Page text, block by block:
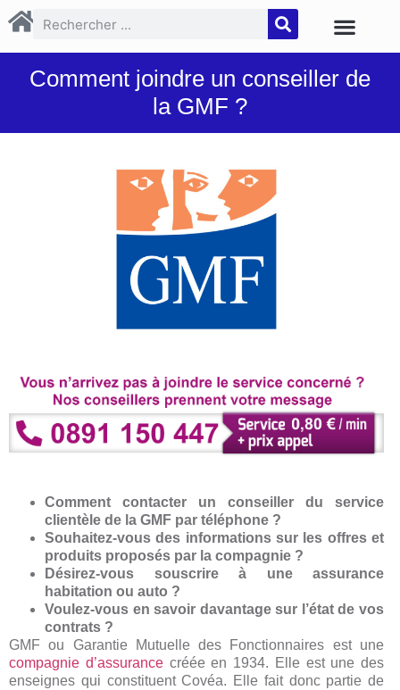
Comment joindre un conseiller de
la GMF ?
Comment contacter un conseiller du service
clientèle de la GMF par téléphone ?
Souhaitez-vous des informations sur les offres et
produits proposés par la compagnie ?
Désirez-vous souscrire à une assurance
habitation ou auto ?
Voulez-vous en savoir davantage sur l’état de vos
contrats ?
GMF ou Garantie Mutuelle des Fonctionnaires est une
compagnie d’assurancecréée en 1934. Elle est une des
enseignes qui constituent Covéa. Elle fait donc partie de